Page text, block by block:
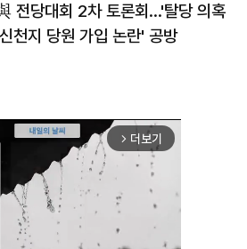
전당대회 2차 토론회…'탈당 의혹
신천지 당원 가입 논란' 공방
arrow_forward_ios 더보기